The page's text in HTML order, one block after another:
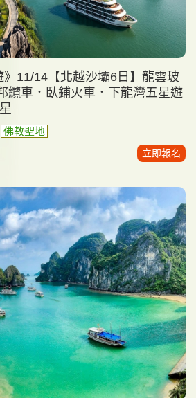
11/14【北越沙壩6日】龍雲玻
纜車．臥鋪火車．下龍灣五星遊
佛教聖地
立即報名